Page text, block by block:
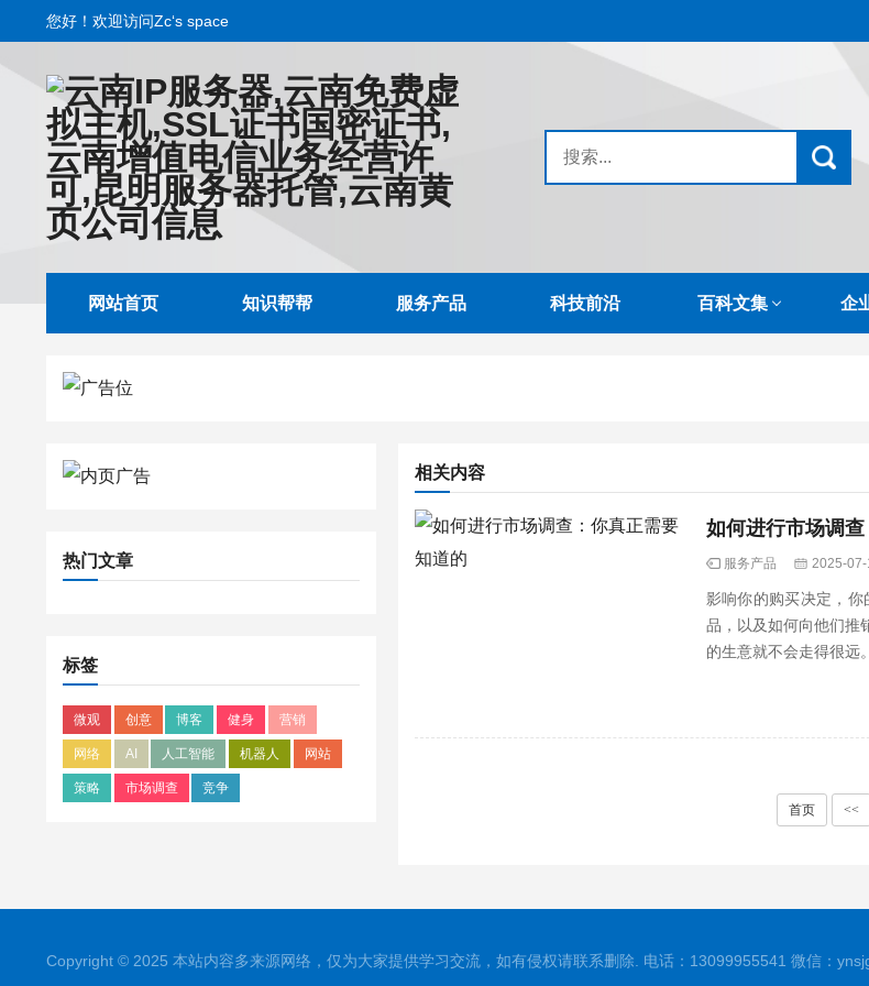
您好！欢迎访问Zc‘s space
网站首页 知识帮帮 服务产品 科技前沿 百科文集 企
热门文章
标签
微观 创意 博客 健身 营销
网络 AI 人工智能 机器人 网站
策略 市场调查 竞争
相关内容
如何进行市场调
服务产品 2025-07-
影响你的购买决定，
品，以及如何向他们推
的生意就不会走得很远
首页 <<
Copyright © 2025 本站内容多来源网络，仅为大家提供学习交流，如有侵权请联系删除. 电话：13099955541 微信：